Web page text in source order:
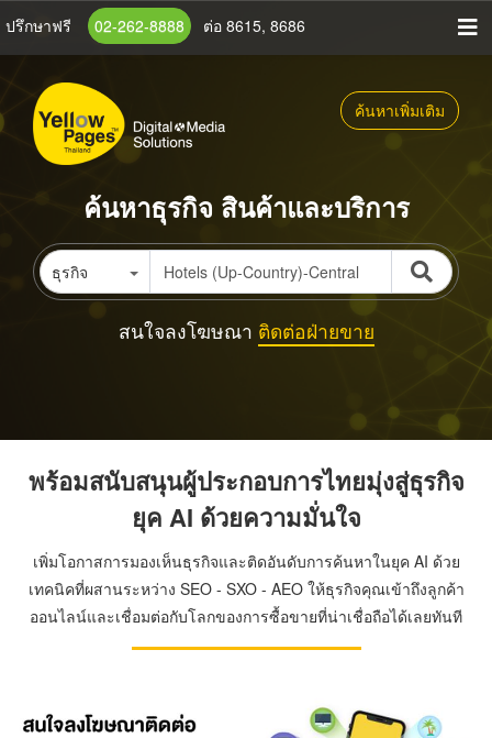
ข้าม
เนื้อหา
หลัก
ปรึกษาฟรี 02-262-8888 ต่อ 8615, 8686
ค้นหาเพิ่มเติม
ค้นหาธุรกิจ สินค้าและบริการ
ธุรกิจ
สนใจลงโฆษณา ติดต่อฝ่ายขาย
พร้อมสนับสนุนผู้ประกอบการไทยมุ่งสู่ธุรกิจ
ยุค AI ด้วยความมั่นใจ
เพิ่มโอกาสการมองเห็นธุรกิจและติดอันดับการค้นหาในยุค AI ด้วย
เทคนิคที่ผสานระหว่าง SEO - SXO - AEO ให้ธุรกิจคุณเข้าถึงลูกค้า
ออนไลน์และเชื่อมต่อกับโลกของการซื้อขายที่น่าเชื่อถือได้เลยทันที